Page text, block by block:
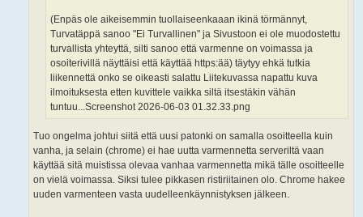
(Enpäs ole aikeisemmin tuollaiseenkaaan ikinä törmännyt,
Turvatäppä sanoo "Ei Turvallinen" ja Sivustoon ei ole muodostettu
turvallista yhteyttä, silti sanoo että varmenne on voimassa ja
osoiterivillä näyttäisi että käyttää https:ää) täytyy ehkä tutkia
liikennettä onko se oikeasti salattu Liitekuvassa napattu kuva
ilmoituksesta etten kuvittele vaikka siltä itsestäkin vähän
tuntuu...Screenshot 2026-06-03 01.32.33.png
Tuo ongelma johtui siitä että uusi patonki on samalla osoitteella kuin
vanha, ja selain (chrome) ei hae uutta varmennetta serveriltä vaan
käyttää sitä muistissa olevaa vanhaa varmennetta mikä tälle osoitteelle
on vielä voimassa. Siksi tulee pikkasen ristiriitainen olo. Chrome hakee
uuden varmenteen vasta uudelleenkäynnistyksen jälkeen.